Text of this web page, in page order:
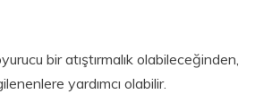
bir atıştırmalık olabileceğinden,
yardımcı olabilir.